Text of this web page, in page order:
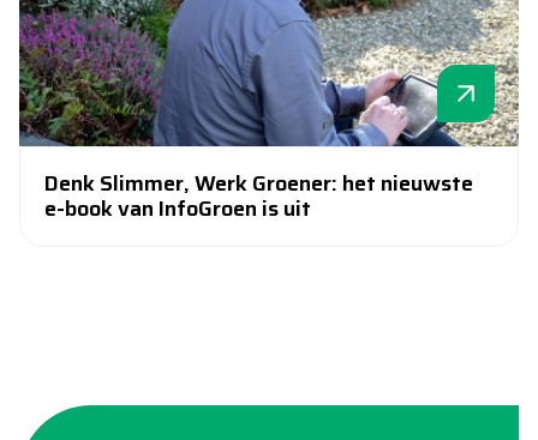
Denk Slimmer, Werk Groener: het nieuwste
e-book van InfoGroen is uit